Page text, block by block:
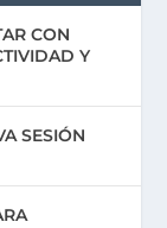
CON
Y
SESIÓN